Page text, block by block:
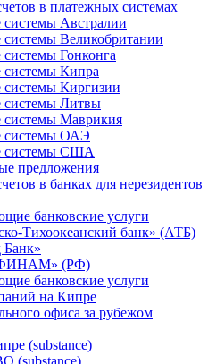
в платежных системах
Австралии
Великобритании
Гонконга
Кипра
Киргизии
системы Литвы
Маврикия
системы ОАЭ
системы США
предложения
в банках для нерезидентов
банковские услуги
Тихоокеанский банк» (АТБ)
(РФ)
банковские услуги
на Кипре
офиса за рубежом
(substance)
(substance)